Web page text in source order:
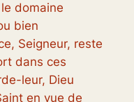
domaine
bien
Seigneur, reste
dans ces
leur, Dieu
en vue de